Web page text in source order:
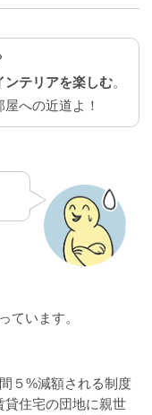
ンテリアを楽しむ。
への近道よ！
ています。
５%減額される制度
貸住宅の団地に親世